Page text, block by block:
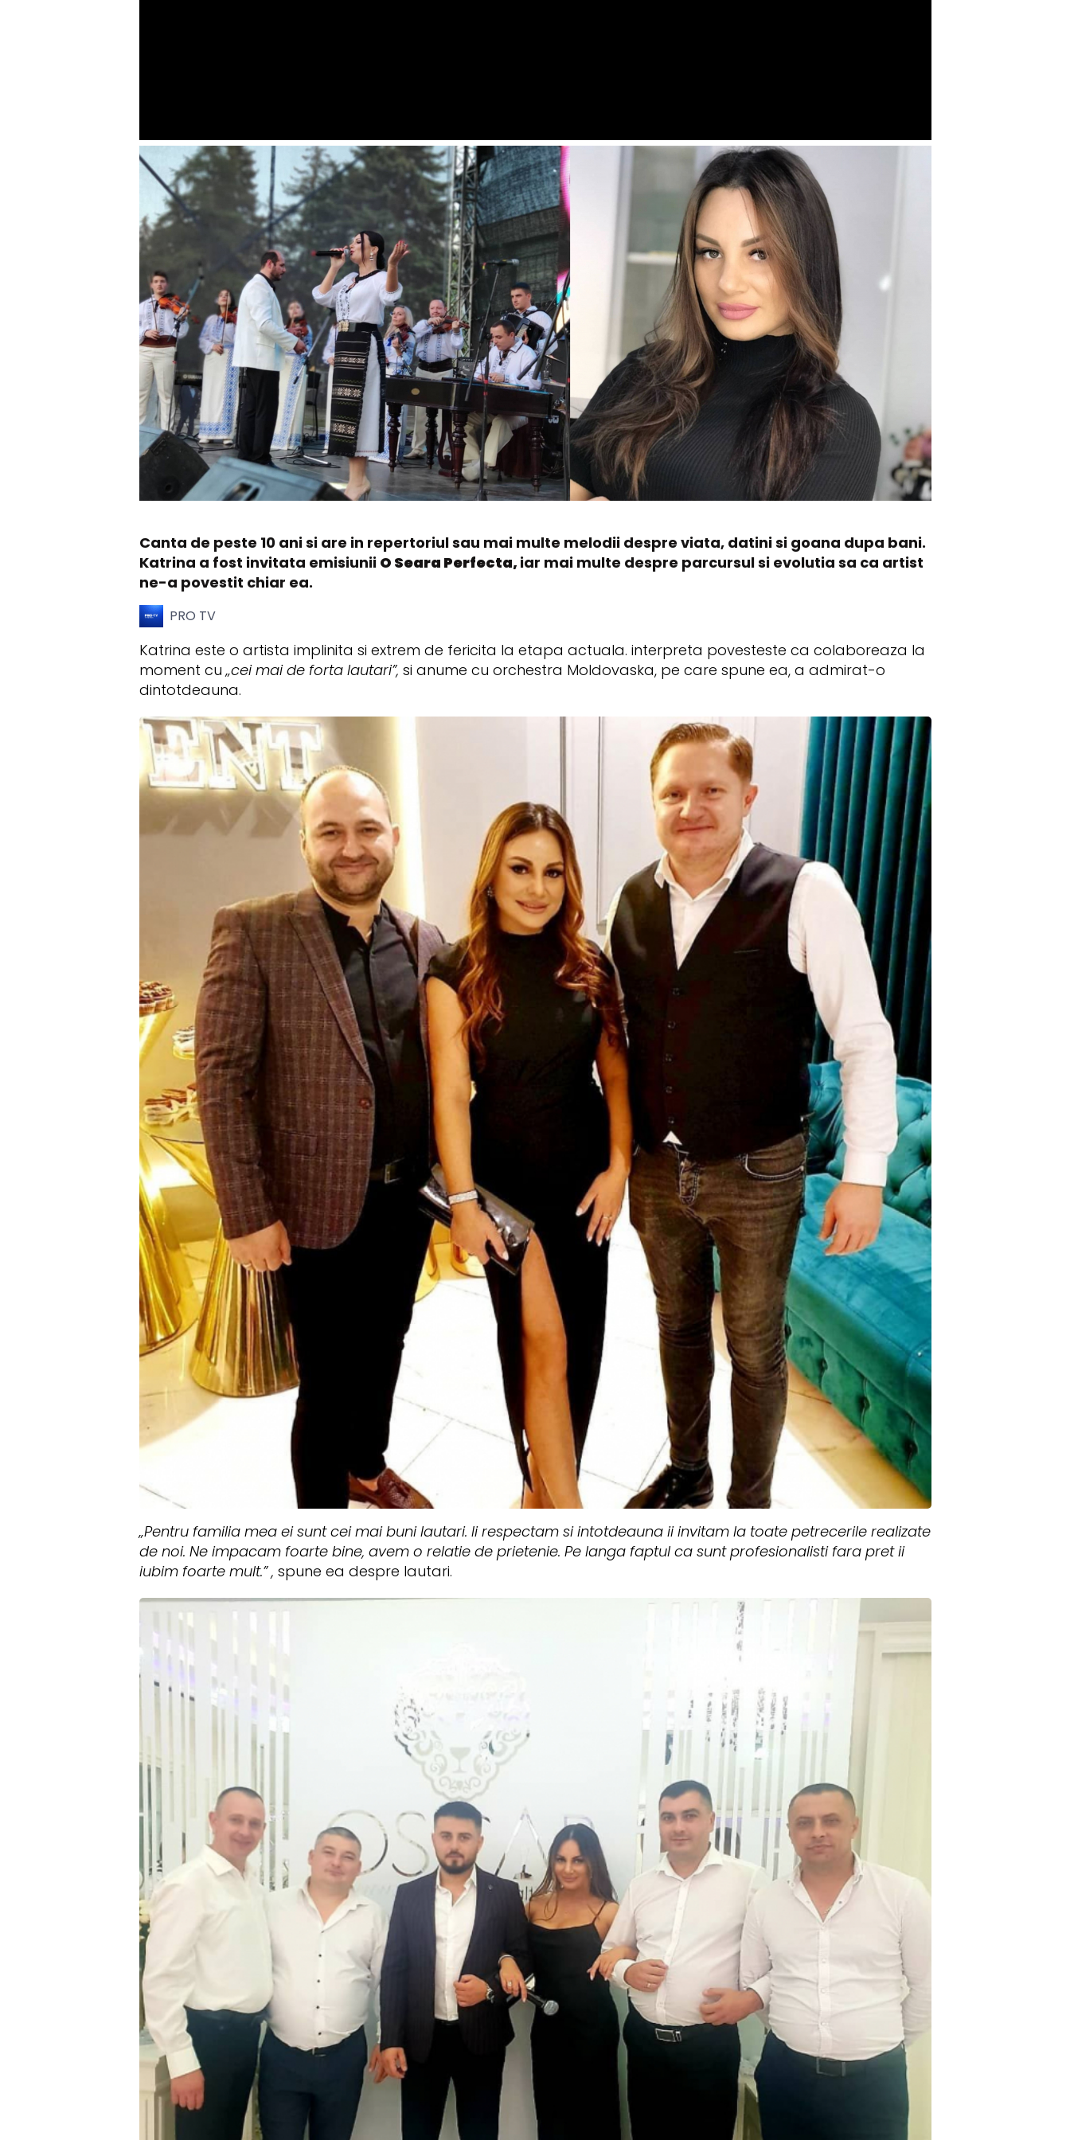
Canta de peste 10 ani si are in repertoriul sau mai multe melodii despre viata, datini si goana dupa bani.
Katrina a fost invitata emisiunii O Seara Perfecta, iar mai multe despre parcursul si evolutia sa ca artist
ne-a povestit chiar ea.
PRO TV
Katrina este o artista implinita si extrem de fericita la etapa actuala. interpreta povesteste ca colaboreaza la
moment cu„cei mai de forta lautari”, si anume cu orchestra Moldovaska, pe care spune ea, a admirat-o
dintotdeauna.
„Pentru familia mea ei sunt cei mai buni lautari. Ii respectam si intotdeauna ii invitam la toate petrecerile realizate
de noi. Ne impacam foarte bine, avem o relatie de prietenie. Pe langa faptul ca sunt profesionalisti fara pret ii
iubim foarte mult.” , spune ea despre lautari.